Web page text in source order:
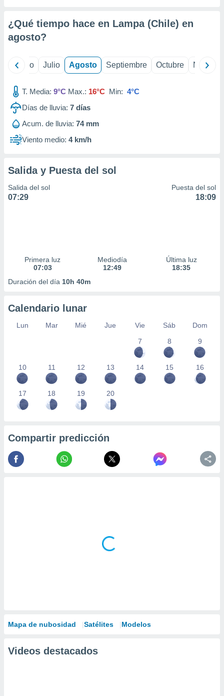
e
de
¿Qué tiempo hace en Lampa (Chile) en
agosto?
Junio Julio Agosto Septiembre Octubre
T. Media: 9°C Max.: 16°C Min: 4°C
Días de lluvia: 7 días
Acum. de lluvia: 74 mm
Viento medio: 4 km/h
Salida y Puesta del sol
Salida del sol
07:29
Puesta del sol
18:09
Primera luz
07:03
Mediodía
12:49
Última luz
18:35
Duración del día 10h 40m
Calendario lunar
Lun Mar Mié Jue Vie Sáb
Dom
7
8 9
10 11 12 13 14 15 16
17 18 19 20
Compartir predicción
Mapa de nubosidad Satélites Modelos
Videos destacados